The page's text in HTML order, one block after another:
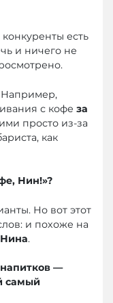
есть
и ничего не
Например,
с кофе за
просто из-за
как
Нин!»?
Но вот этот
и похоже на
Нина.
—
самый